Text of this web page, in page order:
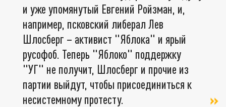
и уже упомянутый Евгений Ройзман, и,
например, псковский либерал Лев
Шлосберг – активист "Яблока" и ярый
русофоб. Теперь "Яблоко" поддержку
"УГ" не получит, Шлосберг и прочие из
партии выйдут, чтобы присоединиться к
несистемному протесту.